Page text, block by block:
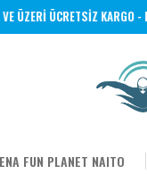
ÜZERİ ÜCRETSİZ KARGO -
FUN PLANET NAITO